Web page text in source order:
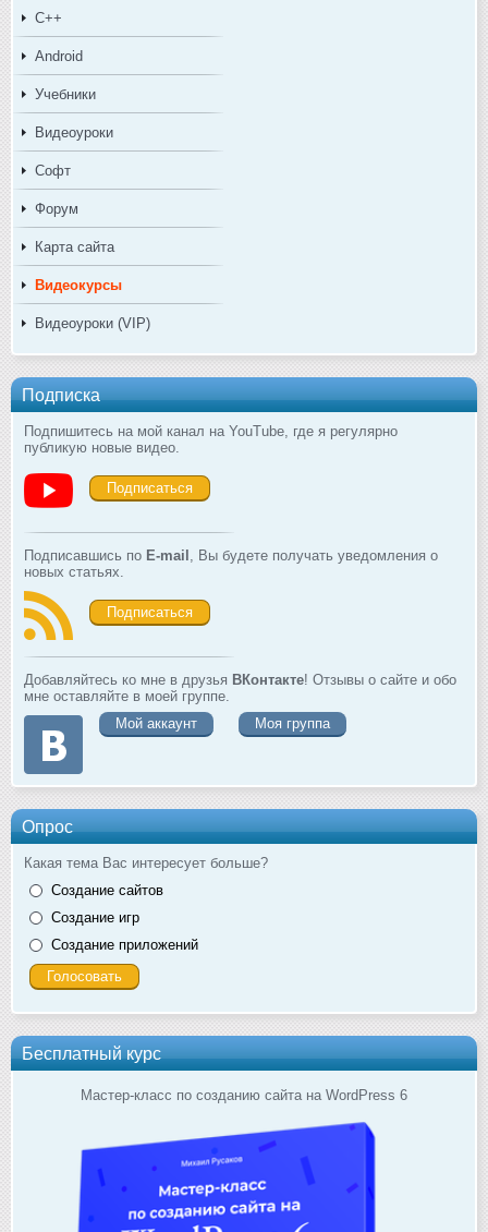
C++
Android
Учебники
Видеоуроки
Софт
Форум
Карта сайта
Видеокурсы
Видеоуроки (VIP)
Подписка
Подпишитесь на мой канал на YouTube, где я регулярно
публикую новые видео.
Подписаться
Подписавшись по E-mail , Вы будете получать уведомления о
новых статьях.
Подписаться
Добавляйтесь ко мне в друзья ВКонтакте! Отзывы о сайте и обо
мне оставляйте в моей группе.
Мой аккаунт
Моя группа
Опрос
Какая тема Вас интересует больше?
Создание сайтов
Создание игр
Создание приложений
Бесплатный курс
Мастер-класс по созданию сайта на WordPress 6